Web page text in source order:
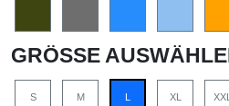
GRÖSSE AUSWÄHLEN
S M L XL XXL